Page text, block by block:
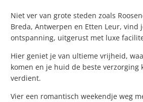
Niet ver van grote steden zoals
Breda, Antwerpen en Etten Leur, vind
ontspanning, uitgerust met luxe
Hier geniet je van ultieme vrijheid,
komen en je huid de beste verzorging
verdient.
Vier een romantisch weekendje weg